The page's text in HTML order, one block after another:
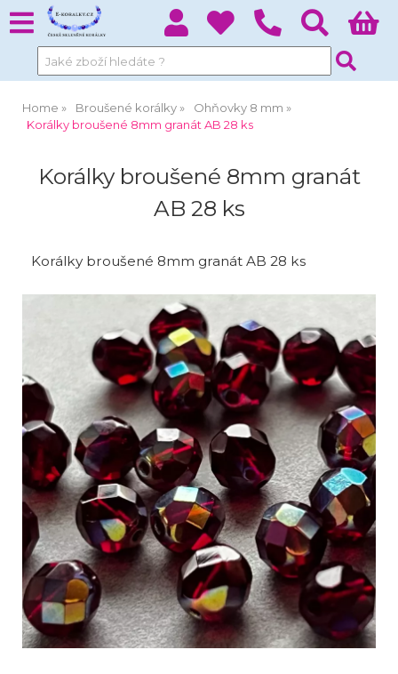
Home Broušené korálky
Ohňovky 8 mm
Korálky broušené 8mm granát AB 28 ks
Korálky broušené 8mm granát
AB 28 ks
Korálky broušené 8mm granát AB 28 ks